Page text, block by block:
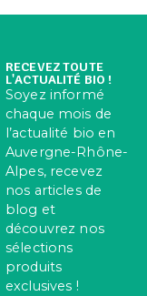
RECEVEZ TOUTE
L'ACTUALITÉ BIO !
Soyez informé
chaque mois de
l’actualité bio en
Auvergne-Rhône-
Alpes, recevez
nos articles de
blog et
découvrez nos
sélections
produits
exclusives !